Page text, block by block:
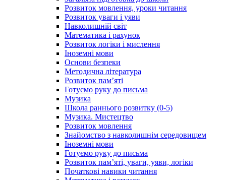
Розвиток мовлення, уроки читання
Розвиток уваги і уяви
Навколишній світ
Математика і рахунок
Розвиток логіки і мислення
Іноземні мови
Основи безпеки
Методична література
Розвиток пам’яті
Готуємо руку до письма
Музика
Школа раннього розвитку (0-5)
Музика. Мистецтво
Розвиток мовлення
Знайомство з навколишнім середовищем
Іноземні мови
Готуємо руку до письма
Розвиток пам’яті, уваги, уяви, логіки
Початкові навики читання